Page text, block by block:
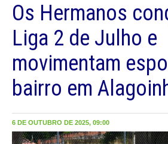
Os Hermanos
Liga 2 de Julho e
movimentam
bairro em
6 DE OUTUBRO DE 2025, 09:00